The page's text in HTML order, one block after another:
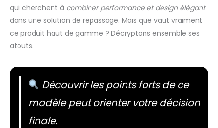
qui cherchent à combiner performance et design élégant
dans une solution de repassage. Mais que vaut vraiment
ce produit haut de gamme ? Décryptons ensemble ses
atouts.
Découvrir les points forts de ce
modèle peut orienter votre décision
finale.